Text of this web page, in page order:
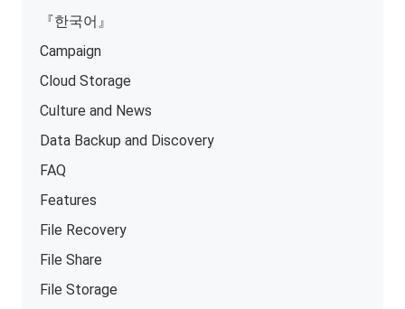
『한국어』
Campaign
Cloud Storage
Culture and News
Data Backup and Discovery
FAQ
Features
File Recovery
File Share
File Storage